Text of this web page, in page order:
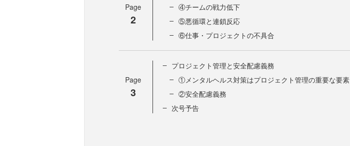
Page
2
④チームの戦力低下
⑤悪循環と連鎖反応
⑥仕事・プロジェクトの不具合
Page
3
プロジェクト管理と安全配慮義務
①メンタルヘルス対策はプロジェクト管理の重要な要素
②安全配慮義務
次号予告